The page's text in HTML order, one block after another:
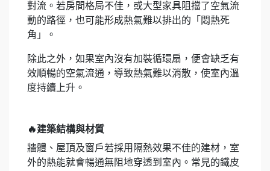
對流。若房間格局不佳，或大型家具阻擋了空氣流
動的路徑，也可能形成熱氣難以排出的「悶熱死
角」。
除此之外，如果室內沒有加裝循環扇，便會缺乏有
效順暢的空氣流通，導致熱氣難以消散，使室內溫
度持續上升。
🔥建築結構與材質
牆體、屋頂及窗戶若採用隔熱效果不佳的建材，室
外的熱能就會暢通無阻地穿透到室內。常見的鐵皮